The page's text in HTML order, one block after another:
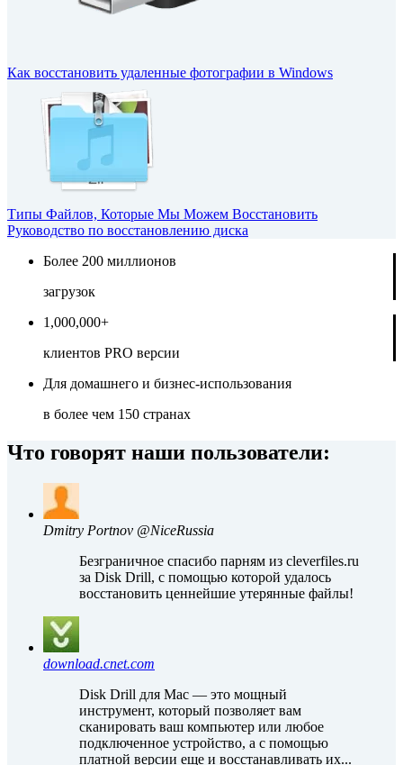
Как восстановить удаленные фотографии в Windows
Типы Файлов, Которые Мы Можем Восстановить
Руководство по восстановлению диска
Более 200 миллионов
загрузок
1,000,000+
клиентов PRO версии
Для домашнего и бизнес-использования
в более чем 150 странах
Что говорят наши пользователи:
Dmitry Portnov @NiceRussia
Безграничное спасибо парням из cleverfiles.ru
за Disk Drill, с помощью которой удалось
восстановить ценнейшие утерянные файлы!
download.cnet.com
Disk Drill для Mac — это мощный
инструмент, который позволяет вам
сканировать ваш компьютер или любое
подключенное устройство, а с помощью
платной версии еще и восстанавливать их...